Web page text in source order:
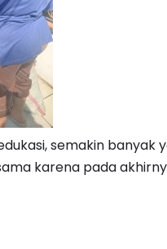
semakin banyak
karena pada